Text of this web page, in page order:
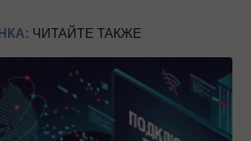
ЧИТАЙТЕ ТАКЖЕ